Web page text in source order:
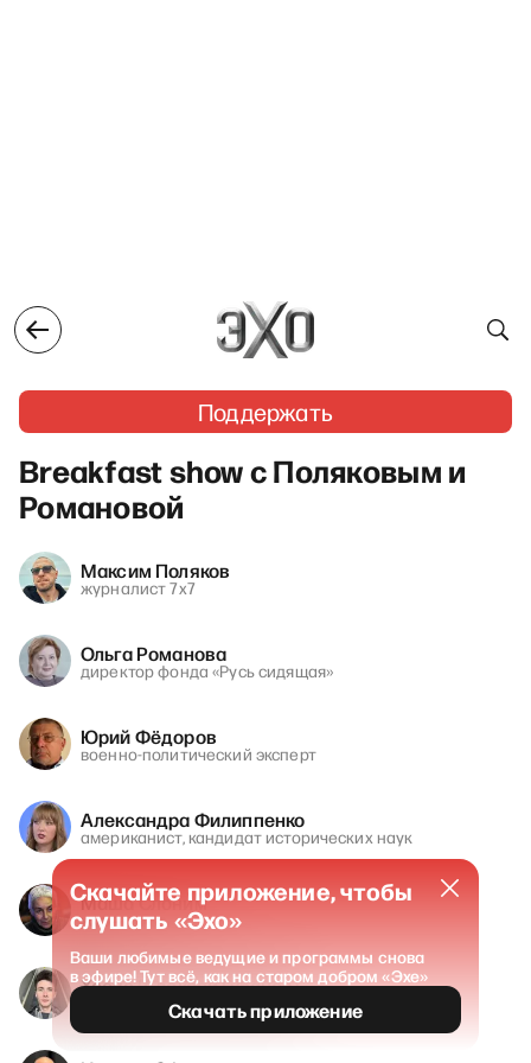
Поддержать
Breakfast show с Поляковым и
Романовой
Максим Поляков
журналист 7х7
Ольга Романова
директор фонда «Русь сидящая»
Юрий Фёдоров
военно-политический эксперт
Александра Филиппенко
американист, кандидат исторических наук
Маша Слоним
журналист
Хесус (Алексей Губанов)
Скачайте приложение, чтобы
слушать «Эхо»
Ваши любимые ведущие и программы снова
в эфире! Тут всё, как на старом добром «Эхе»
Скачать приложение